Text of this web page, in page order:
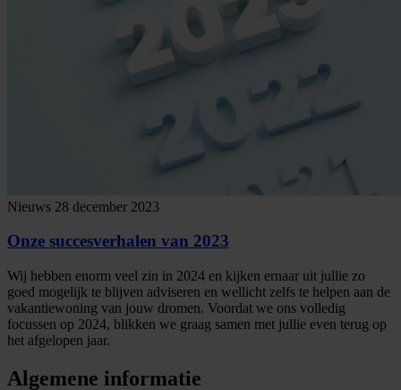
Nieuws 28 december 2023
Onze succesverhalen van 2023
Wij hebben enorm veel zin in 2024 en kijken ernaar uit jullie zo
goed mogelijk te blijven adviseren en wellicht zelfs te helpen aan de
vakantiewoning van jouw dromen. Voordat we ons volledig
focussen op 2024, blikken we graag samen met jullie even terug op
het afgelopen jaar.
Algemene informatie